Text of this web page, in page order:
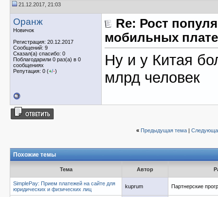
21.12.2017, 21:03
Оранж
Новичок
Регистрация: 20.12.2017
Сообщений: 9
Сказал(а) спасибо: 0
Поблагодарили 0 раз(а) в 0
сообщениях
Репутация: 0 (+/-)
Re: Рост
мобильных
Ну и у Китая
млрд человек
« Предыдущая тема|
Похожие темы
Тема Автор
SimplePay: Прием платежей на сайте для
юридических и физических лиц
kuprum Партнерские